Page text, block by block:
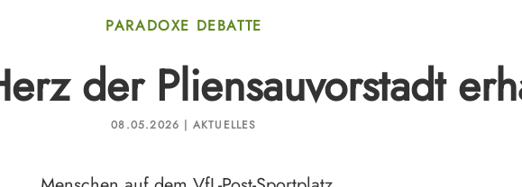
PARADOXE DEBATTE
der Pliensauvorstadt
08.05.2026 | AKTUELLES